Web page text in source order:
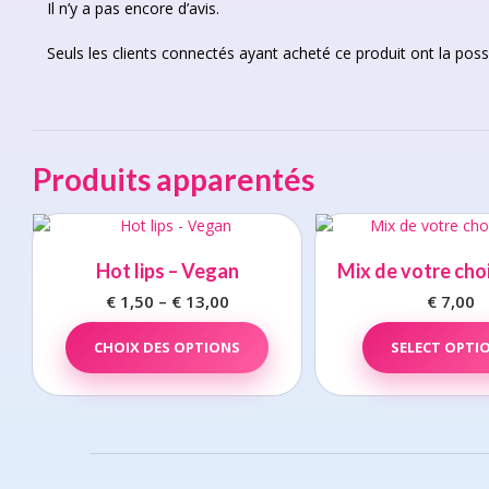
Il n’y a pas encore d’avis.
Seuls les clients connectés ayant acheté ce produit ont la
Produits apparentés
Hot lips – Vegan
€1,50 – €13,00
range:
€ 1,50
through
€ 13,00
CHOIX DES OPTIONS
multiple
Mix de votre
€7,00
SELECT